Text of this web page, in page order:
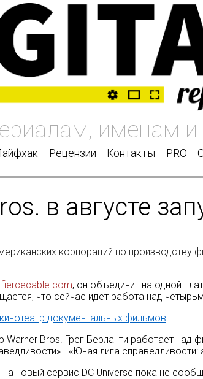
Рецензии Контакты PRO
в августе
корпораций по производству
fiercecable.com, он объединит на одной
что сейчас идет работа над
документальных фильмов
Warner Bros. Грег Берланти работает
- «Юная лига
новый сервис DC Universe пока не